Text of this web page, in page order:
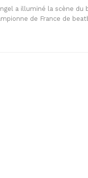
a illuminé la scène
de France de